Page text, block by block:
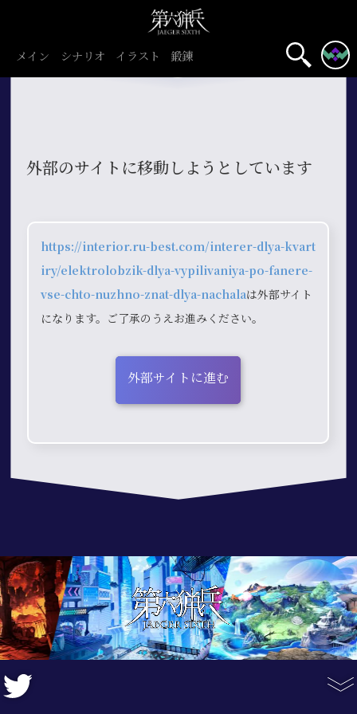
メイン シナリオ イラスト 鍛錬
外部のサイトに移動しようとしています
https://interior.ru-best.com/interer-dlya-kvart
iry/elektrolobzik-dlya-vypilivaniya-po-fanere-
vse-chto-nuzhno-znat-dlya-nachalaは外部サイト
になります。ご了承のうえお進みください。
外部サイトに進む